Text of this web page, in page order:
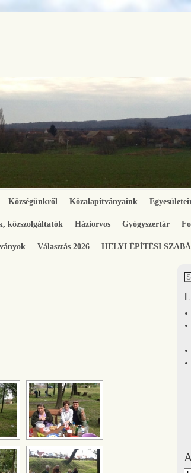
Községünkről Közalapítványaink
közszolgáltatók Háziorvos Gyógyszertár
Választás 2026 HELYI ÉPÍTÉSI